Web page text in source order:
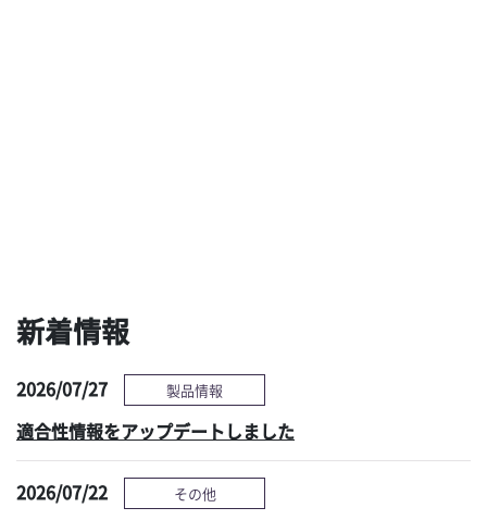
新着情報
2026/07/27 製品情報
適合性情報をアップデートしました
2026/07/22 その他